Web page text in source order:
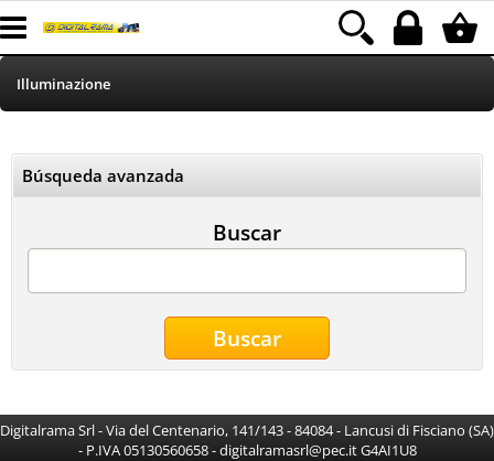
Informatica
Telefonia
Elettrodomestici
Illuminazione
Búsqueda avanzada
Buscar
Digitalrama Srl - Via del Centenario, 141/143 - 84084 - Lancusi di Fisciano (SA)
- P.IVA 05130560658 - digitalramasrl@pec.it G4AI1U8